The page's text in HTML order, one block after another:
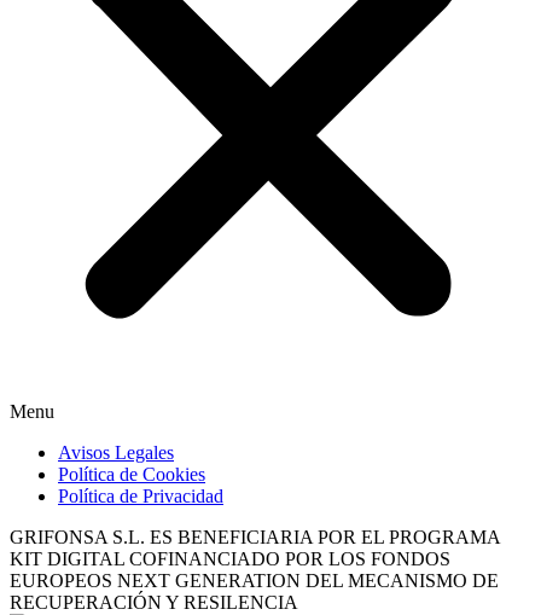
Menu
Avisos Legales
Política de Cookies
Política de Privacidad
GRIFONSA S.L. ES BENEFICIARIA POR EL PROGRAMA
KIT DIGITAL COFINANCIADO POR LOS FONDOS
EUROPEOS NEXT GENERATION DEL MECANISMO DE
RECUPERACIÓN Y RESILENCIA